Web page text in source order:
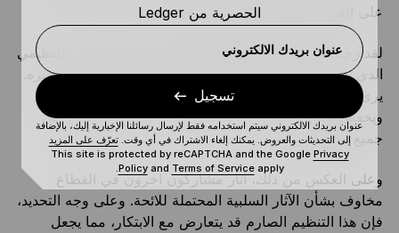
على الفوائد الكبيرة والتحديات الكبيرة.
لقد رحب البعض في قطاع الأصول المشفرة بالوضوح التنظيمي
الذي تهدف لائحة أسواق الأصول المشفرة (MiCA) إلى توفيره.
يرى المؤيدون أن الإطار المنسق يقلل من التعقيد القانوني
ويخفض حواجز الدخول للشركات التي ترغب في العمل في
جميع أنحاء أوروبا.
وعلى العكس من ذلك، أثار مشاركون آخرون في القطاع
مخاوف بشأن الآثار السلبية المحتملة للائحة. وعلى وجه التحديد،
فإن هذا التنظيم الصارم قد يتعارض مع الابتكار، مما يجعل
الحصرية من Ledger
عنوان بريدك الالكتروني
تسجيل
عنوان بريدك الالكتروني سيتم استخدامه فقط لإرسال رسائلنا الإخبارية إليك، بالإضافة
إلى التحديثات والعروض. يمكنك إلغاء الاشتراك في أي وقت.تعرّف على المزيد
This site is protected by reCAPTCHA and the Google Privacy
Policyand Terms of Serviceapply.